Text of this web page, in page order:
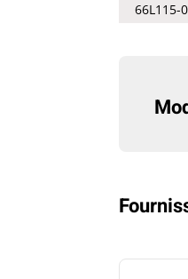
66L115-